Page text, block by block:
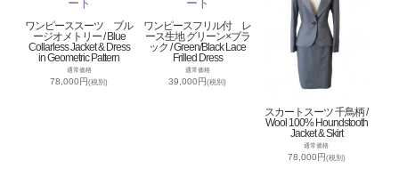
ワンピーススーツ ブル
ージオメトリー / Blue
Collarless Jacket & Dress
in Geometric Pattern
通常価格
78,000円(税別)
ワンピースフリル付 レ
ース生地 グリーン×ブラ
ック / Green/Black Lace
Frilled Dress
通常価格
39,000円(税別)
スカートスーツ 千鳥柄 /
Wool 100% Houndstooth
Jacket & Skirt
通常価格
78,000円(税別)